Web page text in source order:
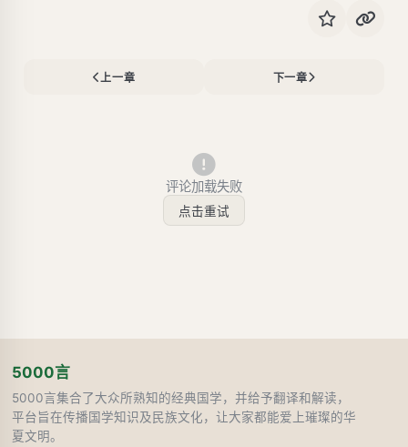
上一章 下一章
评论加载失败
点击重试
5000言
5000言集合了大众所熟知的经典国学，并给予翻译和解读，
平台旨在传播国学知识及民族文化，让大家都能爱上璀璨的华
夏文明。